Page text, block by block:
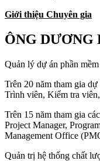
Giới thiệu Chuyên gia
ÔNG DƯƠNG
Quản lý dự án phần
Trên 20 năm tham gia
Trình viên, Kiểm tra
Trên 15 năm tham gia
Project Manager,
Management Office
Quản trị hệ thống chất